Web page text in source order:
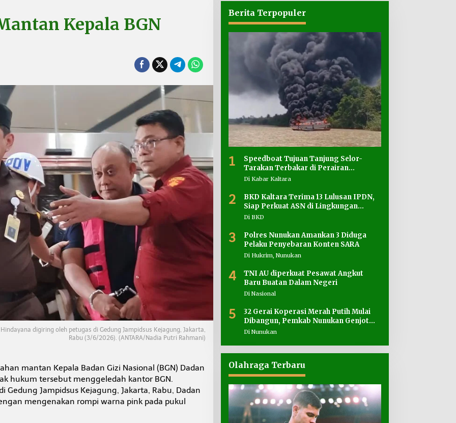
Kepala BGN
digiring oleh petugas di Gedung Jampidsus Kejagung, Jakarta,
Rabu (3/6/2026). (ANTARA/Nadia Putri Rahmani)
mantan Kepala Badan Gizi Nasional (BGN) Dadan
hukum tersebut menggeledah kantor BGN.
Gedung Jampidsus Kejagung, Jakarta, Rabu, Dadan
mengenakan rompi warna pink pada pukul
Berita Terpopuler
1
Speedboat Tujuan Tanjung Selor-
Tarakan Terbakar di Perairan
Salimbatu
Di Kabar Kaltara
2
BKD Kaltara Terima 13 Lulusan IPDN,
Siap Perkuat ASN di Lingkungan
Pemprov
Di BKD
3
Polres Nunukan Amankan 3 Diduga
Pelaku Penyebaran Konten SARA
Di Hukrim, Nunukan
4
TNI AU diperkuat Pesawat Angkut
Baru Buatan Dalam Negeri
Di Nasional
5
32 Gerai Koperasi Merah Putih Mulai
Dibangun, Pemkab Nunukan Genjot
Penyediaan Lahan
Di Nunukan
Olahraga Terbaru